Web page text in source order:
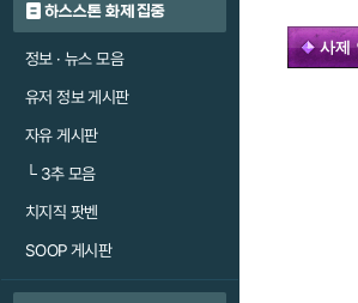
하스스톤 화제 집중
정보 · 뉴스 모음
유저 정보 게시판
자유 게시판
└3추 모음
치지직 팟벤
SOOP 게시판
사제